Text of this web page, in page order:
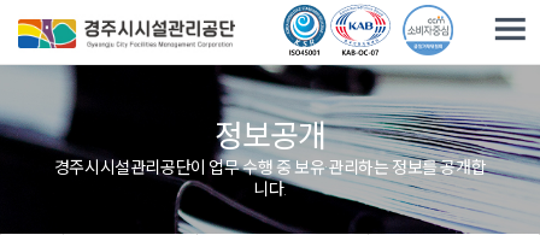
정보공개
경주시시설관리공단이 업무 수행 중 보유·관리하는 정보를 공개합
니다.